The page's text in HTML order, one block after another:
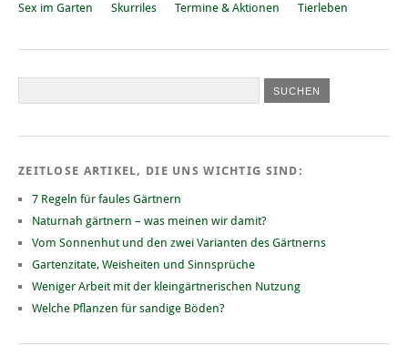
Sex im Garten
Skurriles Termine & Aktionen Tierleben
ZEITLOSE ARTIKEL, DIE UNS WICHTIG SIND:
7 Regeln für faules Gärtnern
Naturnah gärtnern – was meinen wir damit?
Vom Sonnenhut und den zwei Varianten des Gärtnerns
Gartenzitate, Weisheiten und Sinnsprüche
Weniger Arbeit mit der kleingärtnerischen Nutzung
Welche Pflanzen für sandige Böden?